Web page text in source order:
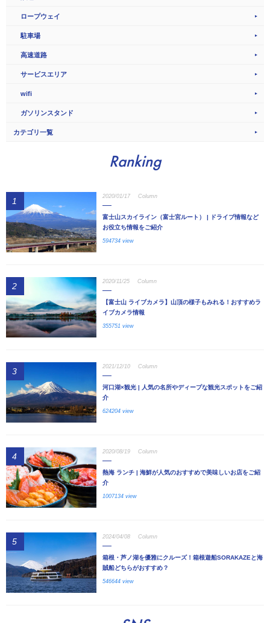
ロープウェイ
駐車場
高速道路
サービスエリア
wifi
ガソリンスタンド
カテゴリ一覧
Ranking
1 2020/01/17 Column
富士山スカイライン（富士宮ルート） | ドライブ情報など
お役立ち情報をご紹介
594734 view
2 2020/11/25 Column
【富士山 ライブカメラ】山頂の様子もみれる！おすすめラ
イブカメラ情報
355751 view
3 2021/12/10 Column
河口湖×観光 | 人気の名所やディープな観光スポットをご紹
介
624204 view
4 2020/08/19 Column
熱海 ランチ | 海鮮が人気のおすすめで美味しいお店をご紹
介
1007134 view
5 2024/04/08 Column
箱根・芦ノ湖を優雅にクルーズ！箱根遊船SORAKAZEと海
賊船どちらがおすすめ？
546644 view